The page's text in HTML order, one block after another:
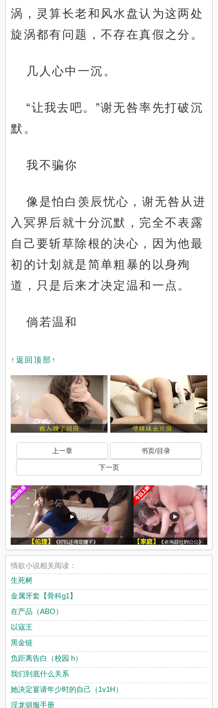
涡，灵算长老和风水盘认为这两处
旋涡都有问题，不存在真假之分。
几人心中一沉。
“让我去吧。”谢无咎率先打破沉
默。
我不骗你
像是怕白羡辰忧心，谢无咎从进
入冥界后就十分沉默，完全不表露
自己要斩草除根的决心，因为他最
初的计划就是简单粗暴的以身殉
道，只是后来才决定温和一点。
倘若温和
↑返回顶部↑
上一章 书页/目录
下一页
情欲小说相关阅读：
生死树
金属牙套【骨科g1】
在产品（ABO）
以寇王
黑金链
负距离告白（校园 h）
我们到底什么关系
她决定宴请年少时的自己（1v1H）
淫龙驯服手册